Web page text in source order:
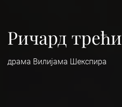
Ричард трећи
драма Вилијама Шекспира